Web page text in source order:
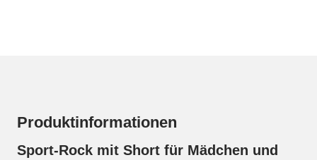
Produktinformationen
Sport-Rock mit Short für Mädchen und